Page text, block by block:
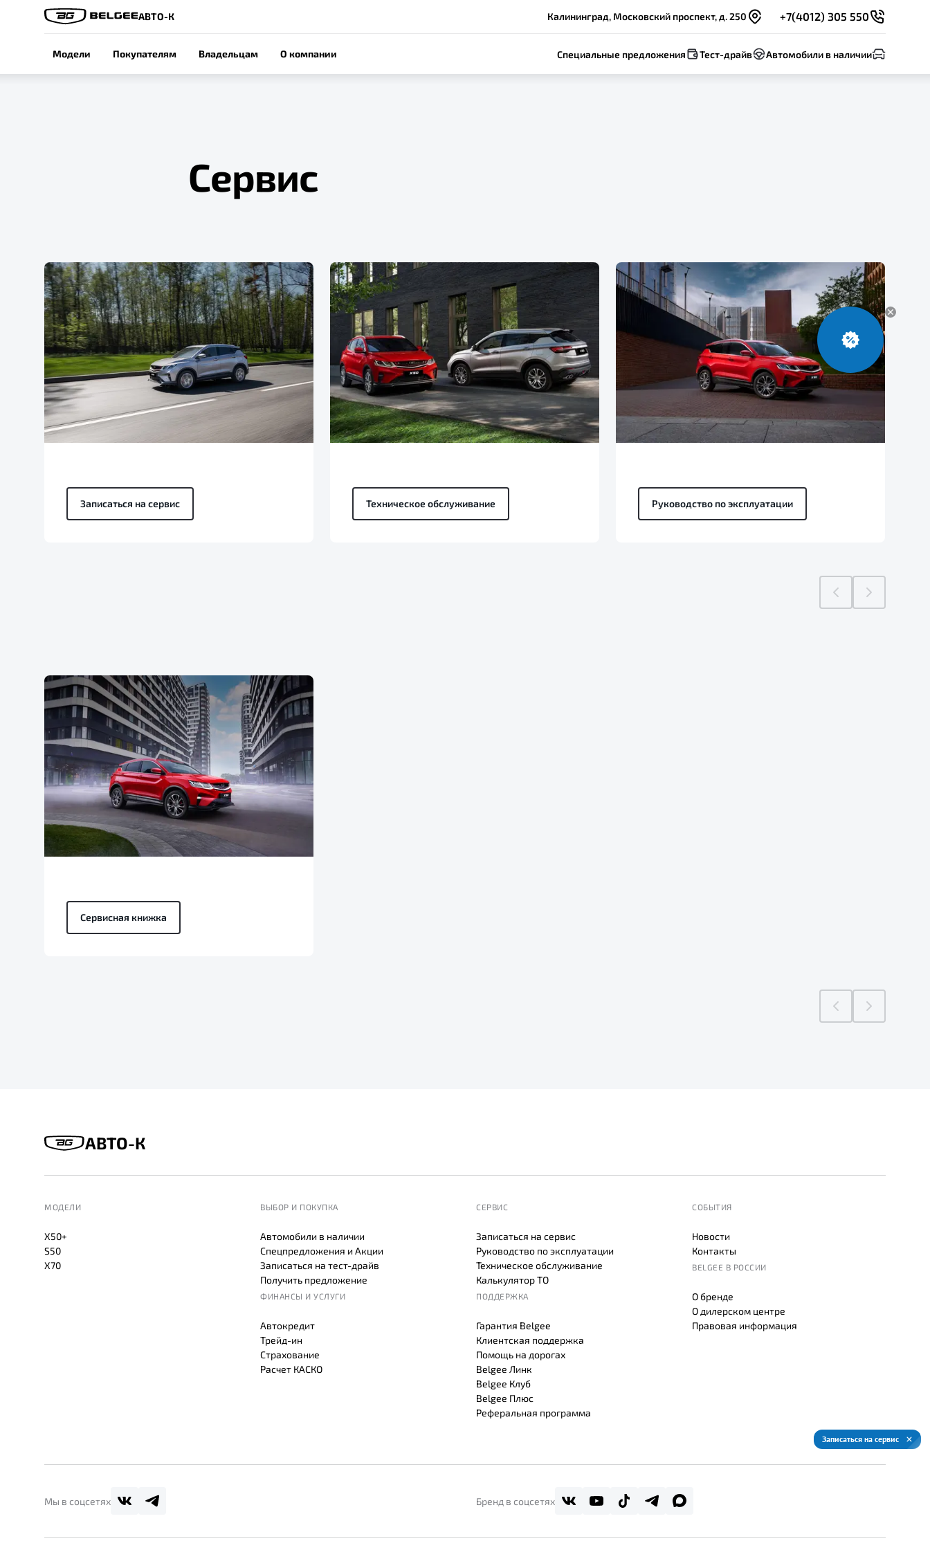
АВТО-К Калининград, Московский проспект, д. 250 +7(4012) 305 550
Модели Покупателям Владельцам О компании Специальные предложения Тест-драйв Автомобили в наличии
Сервис
Записаться на сервис Техническое обслуживание Руководство по эксплуатации
Сервисная книжка
АВТО-К
МОДЕЛИ
X50+
S50
X70
ВЫБОР И ПОКУПКА
Автомобили в наличии
Спецпредложения и Акции
Записаться на тест-драйв
Получить предложение
ФИНАНСЫ И УСЛУГИ
Автокредит
Трейд-ин
Страхование
Расчет КАСКО
СЕРВИС
Записаться на сервис
Руководство по эксплуатации
Техническое обслуживание
Калькулятор ТО
ПОДДЕРЖКА
Гарантия Belgee
Клиентская поддержка
Помощь на дорогах
Belgee Линк
Belgee Клуб
Belgee Плюс
Реферальная программа
СОБЫТИЯ
Новости
Контакты
BELGEE В РОССИИ
О бренде
О дилерском центре
Правовая информация
Мы в соцсетях Бренд в соцсетях
Записаться на сервис